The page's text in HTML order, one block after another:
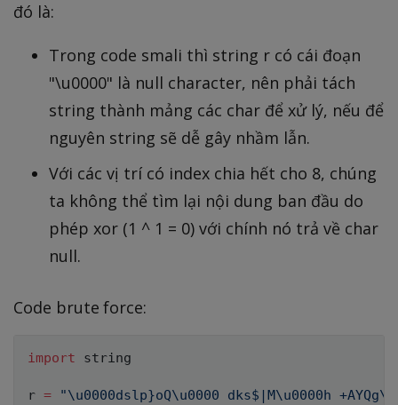
đó là:
Trong code smali thì string r có cái đoạn
"\u0000" là null character, nên phải tách
string thành mảng các char để xử lý, nếu để
nguyên string sẽ dễ gây nhầm lẫn.
Với các vị trí có index chia hết cho 8, chúng
ta không thể tìm lại nội dung ban đầu do
phép xor (1 ^ 1 = 0) với chính nó trả về char
null.
Code brute force:
import string
r =
"\u0000dslp}oQ\u0000 dks$|M\u0000h